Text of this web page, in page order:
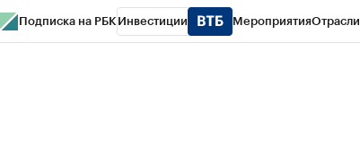
Подписка на РБК Инвестиции МероприятияОтрасли